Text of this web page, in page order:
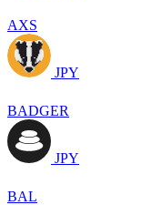
AXS
JPY
BADGER
JPY
BAL